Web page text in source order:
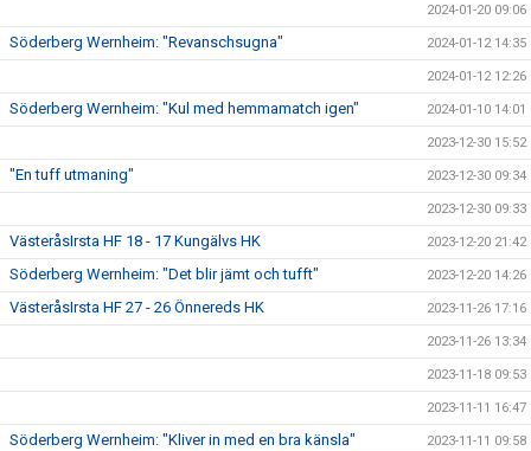
2024-01-20 09:06
Söderberg Wernheim: "Revanschsugna" 2024-01-12 14:35
2024-01-12 12:26
Söderberg Wernheim: "Kul med hemmamatch igen" 2024-01-10 14:01
2023-12-30 15:52
"En tuff utmaning" 2023-12-30 09:34
2023-12-30 09:33
VästeråsIrsta HF 18 - 17 Kungälvs HK 2023-12-20 21:42
Söderberg Wernheim: "Det blir jämt och tufft" 2023-12-20 14:26
VästeråsIrsta HF 27 - 26 Önnereds HK 2023-11-26 17:16
2023-11-26 13:34
2023-11-18 09:53
2023-11-11 16:47
Söderberg Wernheim: "Kliver in med en bra känsla" 2023-11-11 09:58